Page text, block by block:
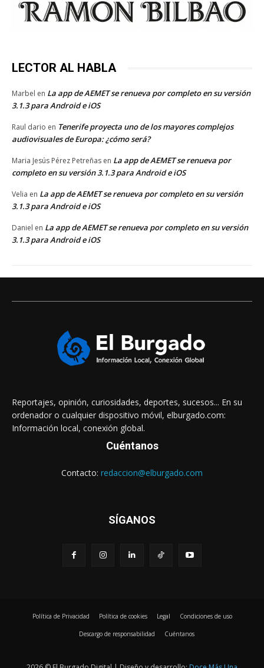
LECTOR AL HABLA
Marbel en La app de AEMET se renueva por completo en su versión
3.1.3 para Android e iOS
Raul dario en Tenerife proyecta uno de los mayores complejos
audiovisuales de Europa: ¿cómo será?
Maria Jesús Pérez Petreñas en La app de AEMET se renueva por
completo en su versión 3.1.3 para Android e iOS
Velia en La app de AEMET se renueva por completo en su versión
3.1.3 para Android e iOS
Daniel en La app de AEMET se renueva por completo en su versión
3.1.3 para Android e iOS
Reportajes, opinión, curiosidades, deportes, sucesos... En su
ordenador o cualquier dispositivo móvil, elburgado.com:
Información local, conexión global.
Cuéntanos
Contacto: redaccion@elburgado.com
SÍGANOS
Política de Privacidad Política de cookies Legal Condiciones de uso
Descargo de responsabilidad Cuéntanos